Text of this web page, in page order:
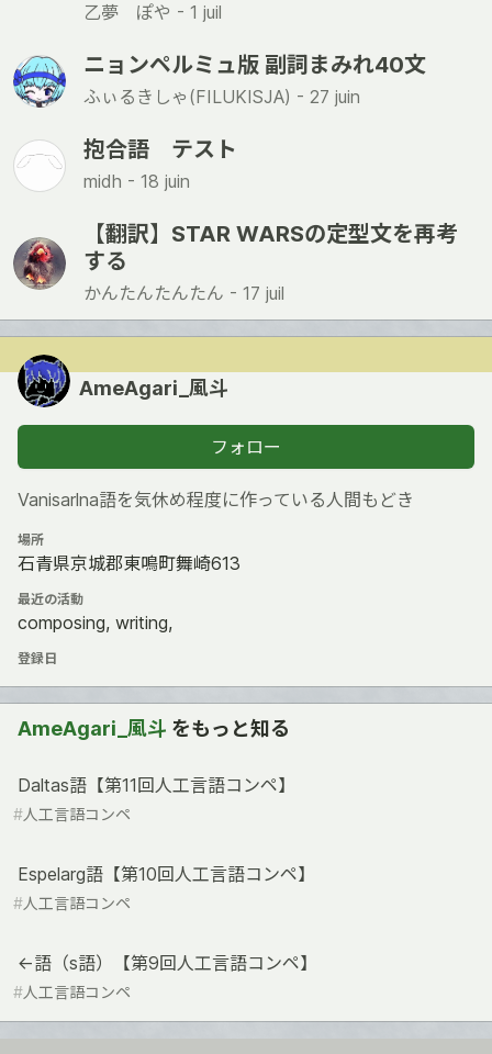
乙夢 ぽや - 1 juil
ニョンペルミュ版 副詞まみれ40文
ふぃるきしゃ(FILUKISJA) - 27 juin
抱合語 テスト
midh - 18 juin
【翻訳】STAR WARSの定型文を再考
する
かんたんたんたん - 17 juil
AmeAgari_風斗
フォロー
Vanisarlna語を気休め程度に作っている人間もどき
場所
石青県京城郡東鳴町舞崎613
最近の活動
composing, writing,
登録日
AmeAgari_風斗 をもっと知る
Daltas語【第11回人工言語コンペ】
#人工言語コンペ
Espelarg語【第10回人工言語コンペ】
#人工言語コンペ
<-語（s語）【第9回人工言語コンペ】
#人工言語コンペ